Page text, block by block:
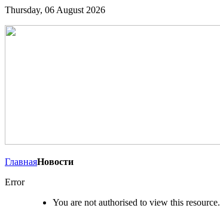
Thursday, 06 August 2026
ГлавнаяНовости
Error
You are not authorised to view this resource.